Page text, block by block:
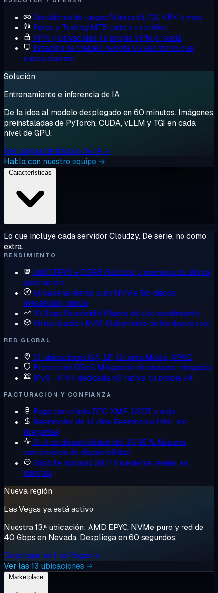
Servidores de juegos Minecraft, CS, ARK y más
Forex y Trading MT5 junto a tu bróker
VPN y privacidad Tu propia VPN privada
Estación de trabajo remota Un escritorio que
nunca duerme
Solución
Entrenamiento e inferencia de IA
De la idea al modelo desplegado en 60 minutos. Imágenes
preinstaladas de PyTorch, CUDA, vLLM y TGI en cada
nivel de GPU.
Ver cargas de trabajo de IA →
Habla con nuestro equipo →
Lo que incluye cada servidor Cloudzy. De serie, no como
extra.
RENDIMIENTO
AMD EPYC + DDR5 Núcleos y memoria de última
generación
Almacenamiento puro NVMeSin discos
mecánicos, nunca
10 Gbps Bandwidth Planes de alto rendimiento
Virtualización KVM Aislamiento de hardware real
RED GLOBAL
13 ubicaciones NA, UE, Oriente Medio, APAC
Protección DDoS Mitigación de ataques integrada
IPv6 + IPv4 dedicadav6 nativa, tu propia v4
FACTURACIÓN Y CONFIANZA
Paga con cripto BTC, XMR, USDT y más
Reembolso de 14 días Reembolso total, sin
preguntas
SLA de disponibilidad del 99,95 % Nuestro
compromiso de disponibilidad
Soporte humano 24/7 Ingenieros reales, en
minutos
Nueva región
Las Vegas ya está activo
Nuestra 13.ª ubicación: AMD EPYC, NVMe puro y red de
40 Gbps en Nevada. Despliega en 60 segundos.
Desplegar en Las Vegas →
Ver las 13 ubicaciones →